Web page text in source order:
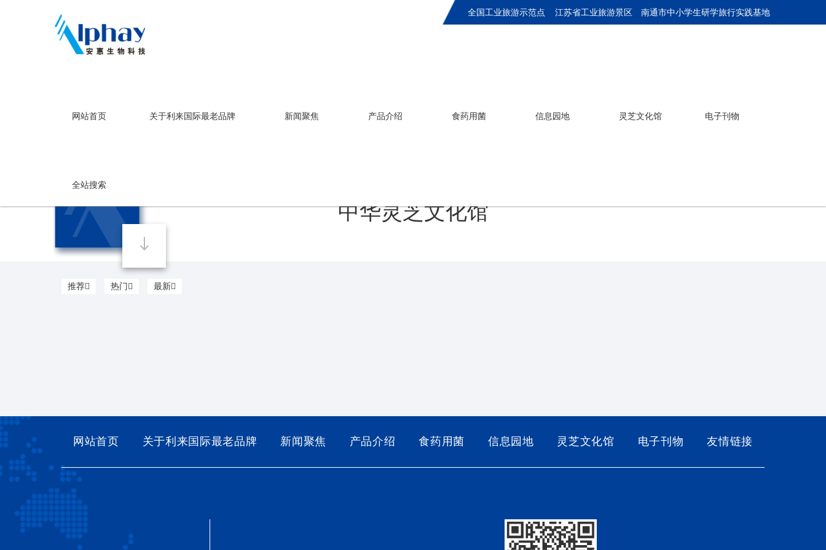
全国工业旅游示范点 江苏省工业旅游景区 南通市中小学生研学旅行实践基地
网站首页 关于利来国际最老品牌 新闻聚焦 产品介绍 食药用菌 信息园地 灵芝文化馆 电子刊物
全站搜索
中华灵芝文化馆
推荐 热门 最新
网站首页 关于利来国际最老品牌 新闻聚焦 产品介绍 食药用菌 信息园地 灵芝文化馆 电子刊物 友情链接